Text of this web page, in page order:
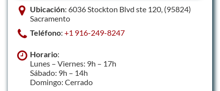
Ubicación: 6036 Stockton Blvd ste 120, (95824)
Sacramento
Teléfono: +1 916-249-8247
Horario:
Lunes – Viernes: 9h – 17h
Sábado: 9h – 14h
Domingo: Cerrado